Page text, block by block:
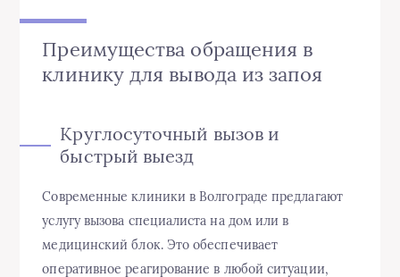
Преимущества обращения в
клинику для вывода из запоя
Круглосуточный вызов и
быстрый выезд
Современные клиники в Волгограде предлагают
услугу вызова специалиста на дом или в
медицинский блок. Это обеспечивает
оперативное реагирование в любой ситуации,